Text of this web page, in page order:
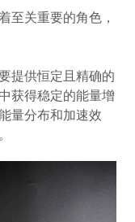
至关重要的角色，
提供恒定且精确的
获得稳定的能量增
量分布和加速效